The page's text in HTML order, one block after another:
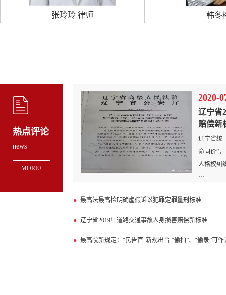
张玲玲 律师 韩冬
热点评论
news
MORE+
2020-
辽宁省
赔偿新
辽宁省统
命同价”
人格权纠
···
最高法最高检明确虚假诉讼犯罪定罪量刑标准
辽宁省2019年道路交通事故人身损害赔偿新标准
最高院新规定："民告官"新规出台 “偷拍”、“偷录”可作